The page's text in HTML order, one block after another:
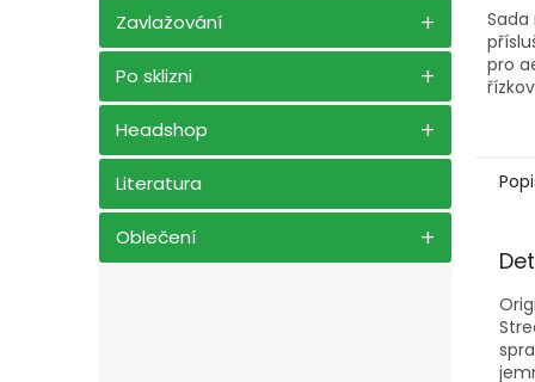
Zavlažování
Po sklizni
Headshop
Literatura
Oblečení
pro